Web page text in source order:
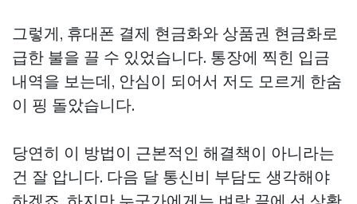
그렇게, 휴대폰 결제 현금화와 상품권 현금화로
급한 불을 끌 수 있었습니다. 통장에 찍힌 입금
내역을 보는데, 안심이 되어서 저도 모르게 한숨
이 핑 돌았습니다.
당연히 이 방법이 근본적인 해결책이 아니라는
건 잘 압니다. 다음 달 통신비 부담도 생각해야